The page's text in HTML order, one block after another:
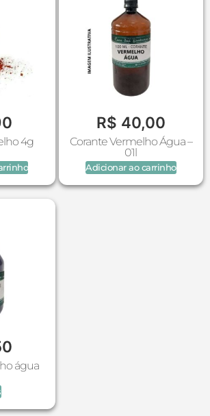
4g
R$ 40,00
Corante Vermelho Água –
01l
Adicionar ao carrinho
água